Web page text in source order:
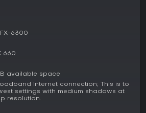
ya que los lobos solitarios no
de la tripulación. Soporta hasta
pequeñas y grandes para batallas
recientes han pulido estos
un rendimiento más fluido y
6300
660
available space
Internet connection; This is to
settings with medium shadows at
resolution.